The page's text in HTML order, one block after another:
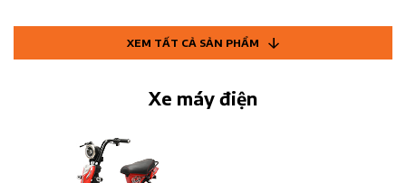
XEM TẤT CẢ SẢN PHẨM
Xe máy điện